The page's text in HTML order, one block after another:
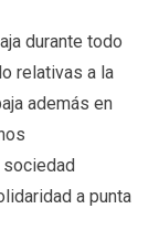
durante todo
relativas a la
además en
sociedad
a punta